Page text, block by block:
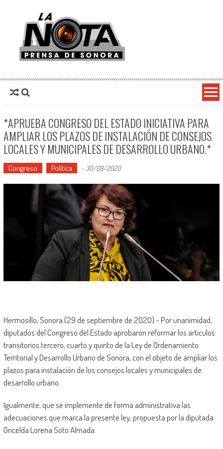
La Nota Prensa De Sonora
*APRUEBA CONGRESO DEL ESTADO INICIATIVA PARA
AMPLIAR LOS PLAZOS DE INSTALACIÓN DE CONSEJOS
LOCALES Y MUNICIPALES DE DESARROLLO URBANO.*
Congreso Política - 30/09/2020
Hermosillo, Sonora (29 de septiembre de 2020).- Por unanimidad,
diputados del Congreso del Estado aprobaron reformar los artículos
transitorios tercero, cuarto y quinto de la Ley de Ordenamiento
Territorial y Desarrollo Urbano de Sonora, con el objeto de ampliar los
plazos para instalación de los consejos locales y municipales de
desarrollo urbano.
Igualmente, que se implemente de forma administrativa las
adecuaciones que marca la presente ley, propuesta por la diputada
Gricelda Lorena Soto Almada.